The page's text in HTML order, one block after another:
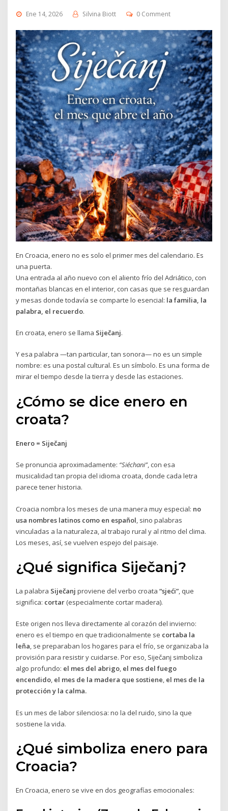
Ene 14, 2026 Silvina Biott 0 Comment
En Croacia, enero no es solo el primer mes del calendario. Es
una puerta.
Una entrada al año nuevo con el aliento frío del Adriático, con
montañas blancas en el interior, con casas que se resguardan
y mesas donde todavía se comparte lo esencial: la familia, la
palabra, el recuerdo.
En croata, enero se llama Siječanj.
Y esa palabra —tan particular, tan sonora— no es un simple
nombre: es una postal cultural. Es un símbolo. Es una forma de
mirar el tiempo desde la tierra y desde las estaciones.
¿Cómo se dice enero en
croata?
Enero = Siječanj
Se pronuncia aproximadamente: “Siéchani”, con esa
musicalidad tan propia del idioma croata, donde cada letra
parece tener historia.
Croacia nombra los meses de una manera muy especial: no
usa nombres latinos como en español , sino palabras
vinculadas a la naturaleza, al trabajo rural y al ritmo del clima.
Los meses, así, se vuelven espejo del paisaje.
¿Qué significa Siječanj?
La palabra Siječanj proviene del verbo croata“sjeći”, que
significa: cortar (especialmente cortar madera).
Este origen nos lleva directamente al corazón del invierno:
enero es el tiempo en que tradicionalmente se cortaba la
leña, se preparaban los hogares para el frío, se organizaba la
provisión para resistir y cuidarse. Por eso, Siječanj simboliza
algo profundo: el mes del abrigo, el mes del fuego
encendido, el mes de la madera que sostiene, el mes de la
protección y la calma.
Es un mes de labor silenciosa: no la del ruido, sino la que
sostiene la vida.
¿Qué simboliza enero para
Croacia?
En Croacia, enero se vive en dos geografías emocionales: